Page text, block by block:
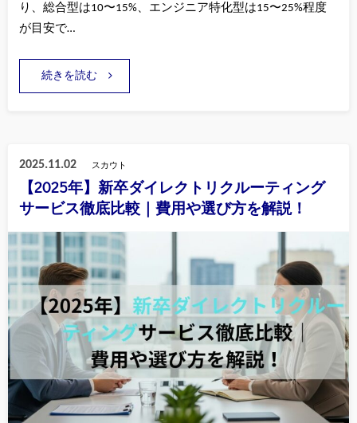
り、総合型は10〜15%、エンジニア特化型は15〜25%程度
が目安で…
続きを読む
2025.11.02 スカウト
【2025年】新卒ダイレクトリクルーティング
サービス徹底比較｜費用や選び方を解説！